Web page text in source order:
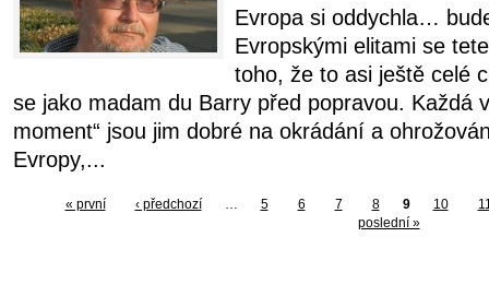
Evropa si oddychla…
Evropskými elitami se
toho, že to asi ještě celé
se jako madam du Barry před popravou. Každá
moment“ jsou jim dobré na okrádání a
Evropy,...
« první ‹ předchozí … 5 6 7 8 9 10
poslední »